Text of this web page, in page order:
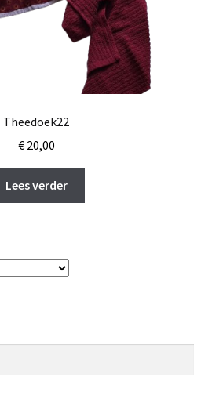
Theedoek22
€20,00
Lees verder